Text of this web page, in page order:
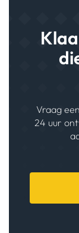
Vraag
24 uur